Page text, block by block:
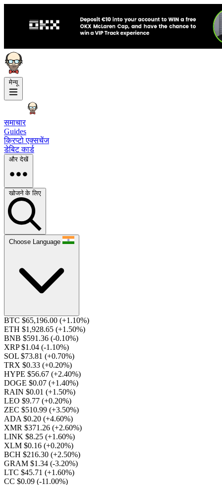
मेन्यू
समाचार
Guides
क्रिप्टो एक्सचेंज
डेबिट कार्ड
और देखें
खोजने के लिए
Choose Language
BTC $65,196.00 (+1.10%)
ETH $1,928.65 (+1.50%)
BNB $591.36 (-0.10%)
XRP $1.04 (-1.10%)
SOL $73.81 (+0.70%)
TRX $0.33 (+0.20%)
HYPE $56.67 (+2.40%)
DOGE $0.07 (+1.40%)
RAIN $0.01 (+1.50%)
LEO $9.77 (+0.20%)
ZEC $510.99 (+3.50%)
ADA $0.20 (+4.60%)
XMR $371.26 (+2.60%)
LINK $8.25 (+1.60%)
XLM $0.16 (+0.20%)
BCH $216.30 (+2.50%)
GRAM $1.34 (-3.20%)
LTC $45.71 (+1.60%)
CC $0.09 (-11.00%)